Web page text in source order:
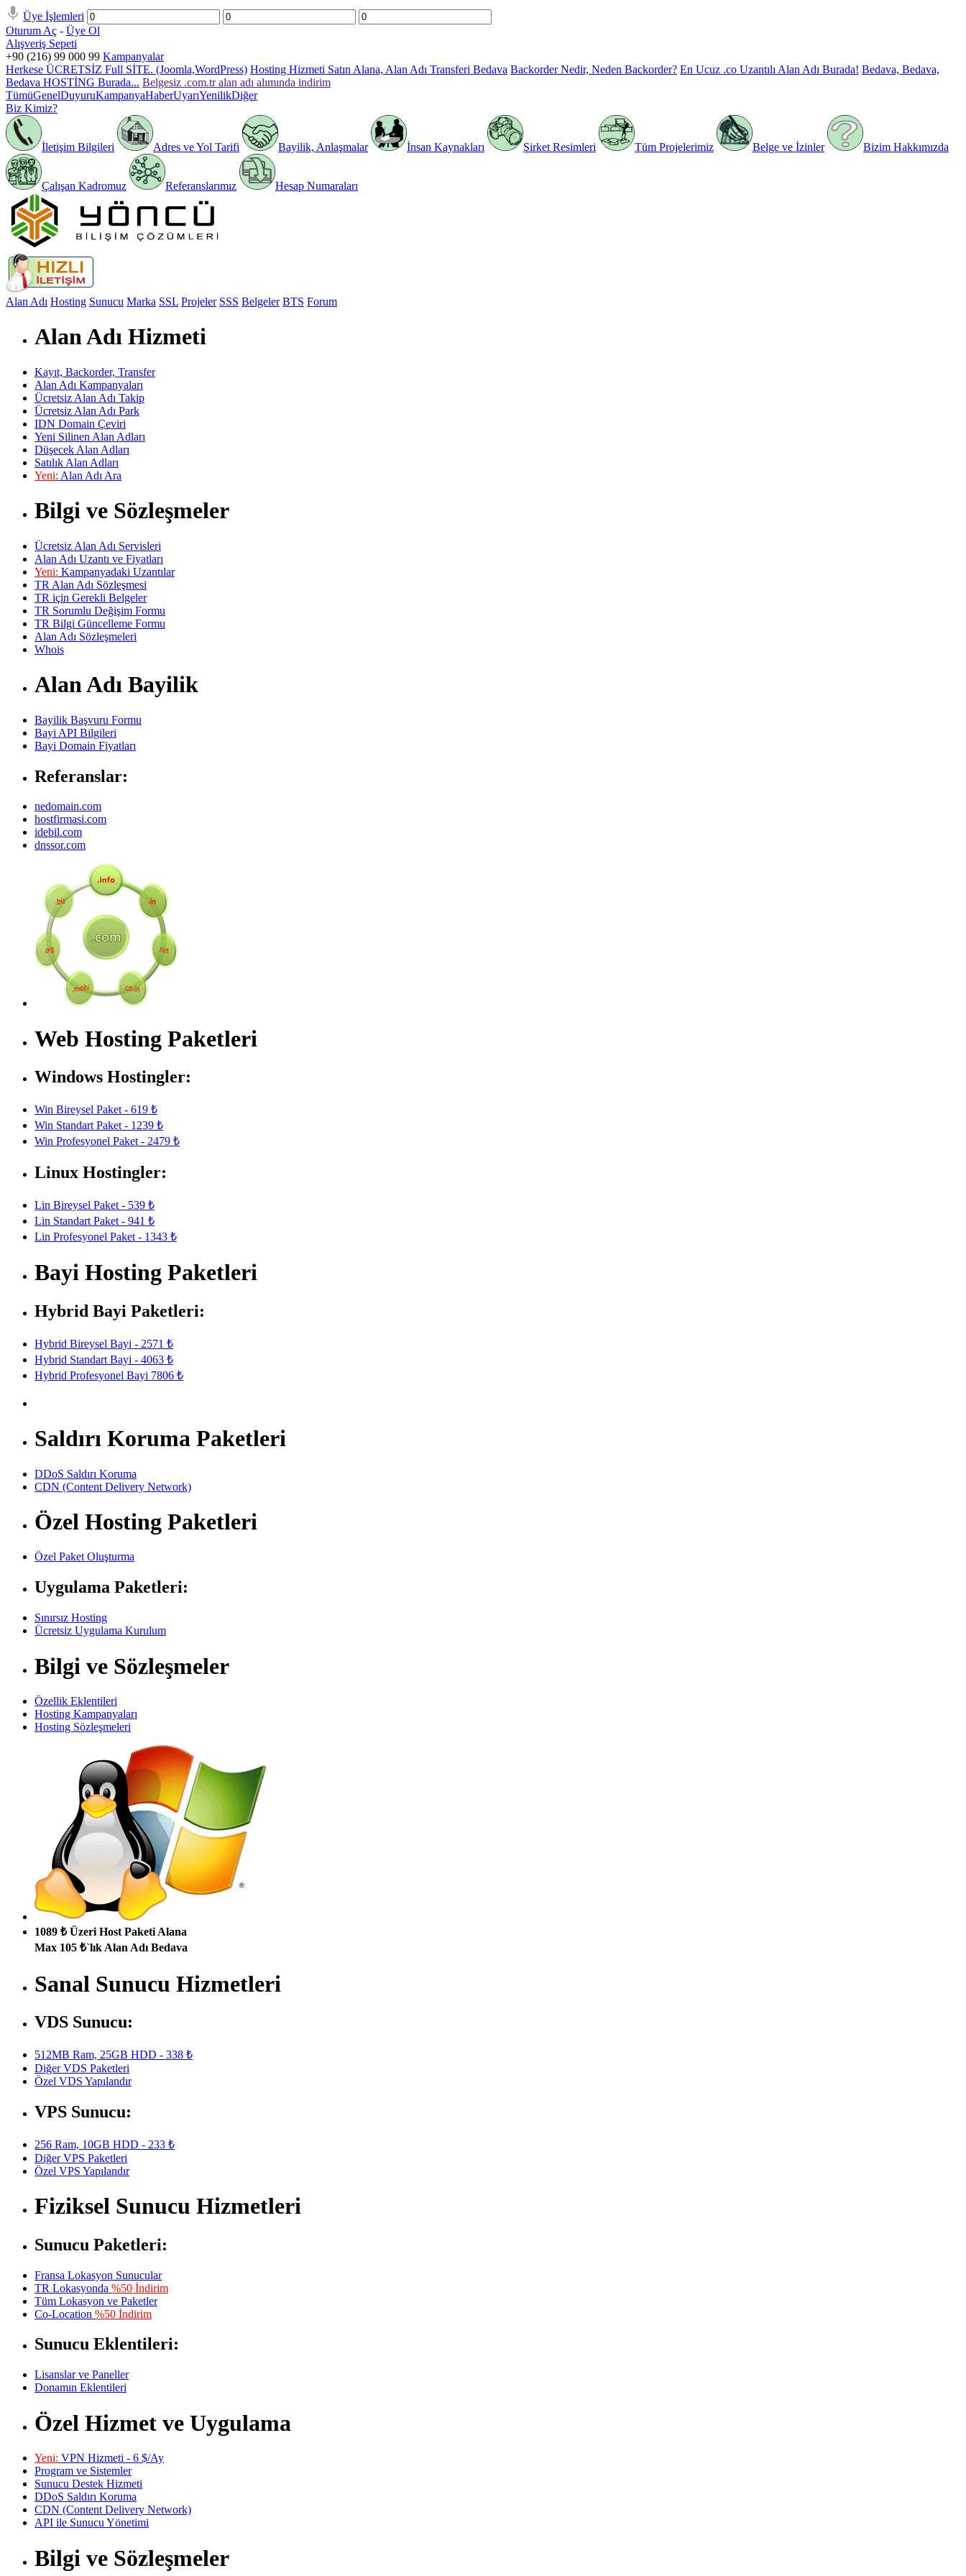
Üye İşlemleri
Oturum Aç - Üye Ol
Alışveriş Sepeti
+90 (216) 99 000 99 Kampanyalar
Herkese ÜCRETSİZ Full SİTE. (Joomla,WordPress) Hosting Hizmeti Satın Alana, Alan Adı Transferi Bedava Backorder Nedir, Neden Backorder? En Ucuz .co Uzantılı Alan Adı Burada! Bedava, Bedava,
Bedava HOSTİNG Burada... Belgesiz .com.tr alan adı alımında indirim
TümüGenelDuyuruKampanyaHaberUyarıYenilikDiğer
Biz Kimiz?
İletişim Bilgileri Adres ve Yol Tarifi Bayilik, Anlaşmalar İnsan Kaynakları Şirket Resimleri Tüm Projelerimiz Belge ve İzinler Bizim Hakkımızda
Çalışan Kadromuz Referanslarımız Hesap Numaraları
Alan Adı Hosting Sunucu Marka SSL Projeler SSS Belgeler BTS Forum
Alan Adı Hizmeti
Kayıt, Backorder, Transfer
Alan Adı Kampanyaları
Ücretsiz Alan Adı Takip
Ücretsiz Alan Adı Park
IDN Domain Çeviri
Yeni Silinen Alan Adları
Düşecek Alan Adları
Satılık Alan Adları
Yeni: Alan Adı Ara
Bilgi ve Sözleşmeler
Ücretsiz Alan Adı Servisleri
Alan Adı Uzantı ve Fiyatları
Yeni: Kampanyadaki Uzantılar
TR Alan Adı Sözleşmesi
TR için Gerekli Belgeler
TR Sorumlu Değişim Formu
TR Bilgi Güncelleme Formu
Alan Adı Sözleşmeleri
Whois
Alan Adı Bayilik
Bayilik Başvuru Formu
Bayi API Bilgileri
Bayi Domain Fiyatları
Referanslar:
nedomain.com
hostfirmasi.com
idebil.com
dnssor.com
Web Hosting Paketleri
Windows Hostingler:
Win Bireysel Paket - 619 ₺
Win Standart Paket - 1239 ₺
Win Profesyonel Paket - 2479 ₺
Linux Hostingler:
Lin Bireysel Paket - 539 ₺
Lin Standart Paket - 941 ₺
Lin Profesyonel Paket - 1343 ₺
Bayi Hosting Paketleri
Hybrid Bayi Paketleri:
Hybrid Bireysel Bayi - 2571 ₺
Hybrid Standart Bayi - 4063 ₺
Hybrid Profesyonel Bayi 7806 ₺
Saldırı Koruma Paketleri
DDoS Saldırı Koruma
CDN (Content Delivery Network)
Özel Hosting Paketleri
Özel Paket Oluşturma
Uygulama Paketleri:
Sınırsız Hosting
Ücretsiz Uygulama Kurulum
Bilgi ve Sözleşmeler
Özellik Eklentileri
Hosting Kampanyaları
Hosting Sözleşmeleri
1089 ₺ Üzeri Host Paketi Alana
Max 105 ₺`lık Alan Adı Bedava
Sanal Sunucu Hizmetleri
VDS Sunucu:
512MB Ram, 25GB HDD - 338 ₺
Diğer VDS Paketleri
Özel VDS Yapılandır
VPS Sunucu:
256 Ram, 10GB HDD - 233 ₺
Diğer VPS Paketleri
Özel VPS Yapılandır
Fiziksel Sunucu Hizmetleri
Sunucu Paketleri:
Fransa Lokasyon Sunucular
TR Lokasyonda %50 İndirim
Tüm Lokasyon ve Paketler
Co-Location %50 İndirim
Sunucu Eklentileri:
Lisanslar ve Paneller
Donamın Eklentileri
Özel Hizmet ve Uygulama
Yeni: VPN Hizmeti - 6 $/Ay
Program ve Sistemler
Sunucu Destek Hizmeti
DDoS Saldırı Koruma
CDN (Content Delivery Network)
API ile Sunucu Yönetimi
Bilgi ve Sözleşmeler